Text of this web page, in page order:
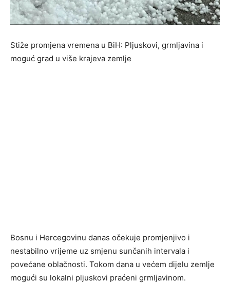
Stiže promjena vremena u BiH: Pljuskovi, grmljavina i
moguć grad u više krajeva zemlje
Bosnu i Hercegovinu danas očekuje promjenjivo i
nestabilno vrijeme uz smjenu sunčanih intervala i
povećane oblačnosti. Tokom dana u većem dijelu zemlje
mogući su lokalni pljuskovi praćeni grmljavinom.